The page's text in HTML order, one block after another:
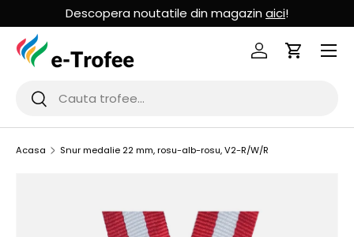
MERGI LA CONTINUT
Descopera noutatile din magazin aici!
Cauta
Cauta
Logheaza-te
Cos de
Acasa Snur medalie 22 mm, rosu-alb-rosu, V2-R/W/R